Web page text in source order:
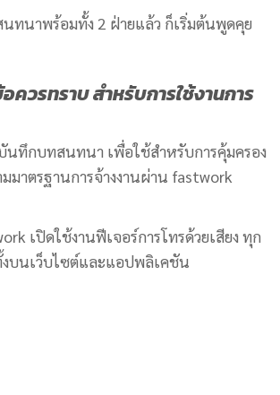
นทนาพร้อมทั้ง 2 ฝ่ายแล้ว ก็เริ่มต้นพูดคุย
ควรทราบ สำหรับการใช้งานการ
นทึกบทสนทนา เพื่อใช้สำหรับการคุ้มครอง
มาตรฐานการจ้างงานผ่าน fastwork
เปิดใช้งานฟีเจอร์การโทรด้วยเสียง ทุก
บนเว็บไซต์และแอปพลิเคชัน